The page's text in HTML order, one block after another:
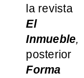
la revista
El
Inmueble,
posterior
Forma